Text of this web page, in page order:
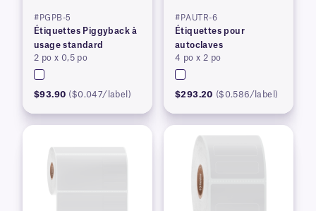
#PGPB-5
Étiquettes Piggyback à
usage standard
2 po x 0,5 po
$93.90 ($0.047/label)
#PAUTR-6
Étiquettes pour
autoclaves
4 po x 2 po
$293.20 ($0.586/label)